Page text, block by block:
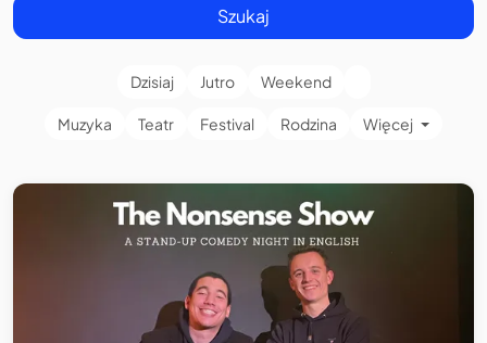
Szukaj
Dzisiaj Jutro Weekend
Muzyka Teatr Festival Rodzina Więcej